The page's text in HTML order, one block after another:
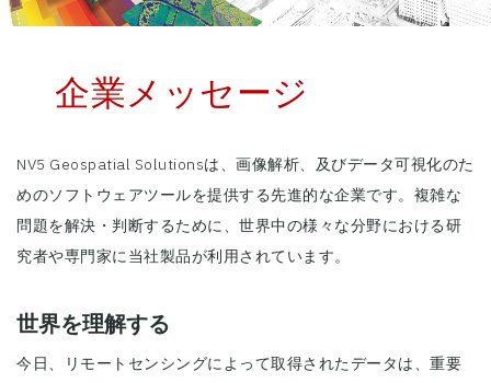
企業メッセージ
NV5 Geospatial Solutionsは、画像解析、及びデータ可視化のた
めのソフトウェアツールを提供する先進的な企業です。複雑な
問題を解決・判断するために、世界中の様々な分野における研
究者や専門家に当社製品が利用されています。
世界を理解する
今日、リモートセンシングによって取得されたデータは、重要